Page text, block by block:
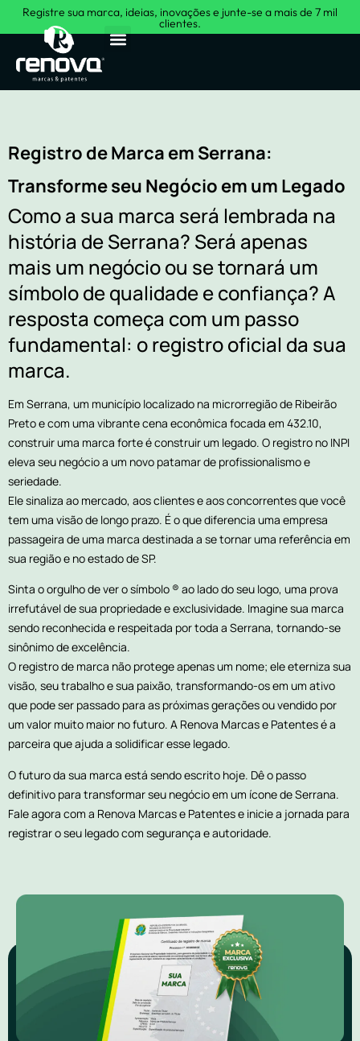
Registre sua marca, ideias, inovações e junte-se a mais de 7 mil
clientes.
Registro de Marca em Serrana:
Transforme seu Negócio em um Legado
Como a sua marca será lembrada na
história de Serrana? Será apenas
mais um negócio ou se tornará um
símbolo de qualidade e confiança? A
resposta começa com um passo
fundamental: o registro oficial da sua
marca.
Em Serrana, um município localizado na microrregião de Ribeirão
Preto e com uma vibrante cena econômica focada em 432.10,
construir uma marca forte é construir um legado. O registro no INPI
eleva seu negócio a um novo patamar de profissionalismo e
seriedade.
Ele sinaliza ao mercado, aos clientes e aos concorrentes que você
tem uma visão de longo prazo. É o que diferencia uma empresa
passageira de uma marca destinada a se tornar uma referência em
sua região e no estado de SP.
Sinta o orgulho de ver o símbolo ® ao lado do seu logo, uma prova
irrefutável de sua propriedade e exclusividade. Imagine sua marca
sendo reconhecida e respeitada por toda a Serrana, tornando-se
sinônimo de excelência.
O registro de marca não protege apenas um nome; ele eterniza sua
visão, seu trabalho e sua paixão, transformando-os em um ativo
que pode ser passado para as próximas gerações ou vendido por
um valor muito maior no futuro. A Renova Marcas e Patentes é a
parceira que ajuda a solidificar esse legado.
O futuro da sua marca está sendo escrito hoje. Dê o passo
definitivo para transformar seu negócio em um ícone de Serrana.
Fale agora com a Renova Marcas e Patentes e inicie a jornada para
registrar o seu legado com segurança e autoridade.